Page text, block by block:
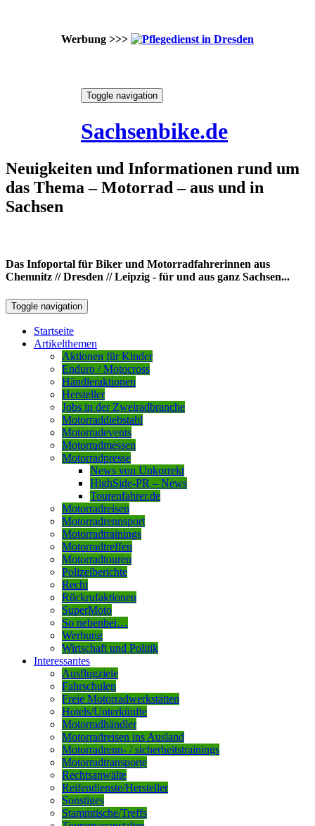
Werbung >>>
Toggle navigation
Sachsenbike.de
Neuigkeiten und Informationen rund um
das Thema – Motorrad – aus und in
Sachsen
Das Infoportal für Biker und Motorradfahrerinnen aus
Chemnitz // Dresden // Leipzig - für und aus ganz Sachsen...
Toggle navigation
Startseite
Artikelthemen
Aktionen für Kinder
Enduro / Motocross
Händleraktionen
Hersteller
Jobs in der Zweiradbranche
Motorraddiebstahl
Motorradevents
Motorradmessen
Motorradpresse
News von Unkorrekt
HighSide-PR – News
Tourenfahrer.de
Motorradreisen
Motorradrennsport
Motorradtrainings
Motorradtreffen
Motorradtouren
Polizeiberichte
Recht
Rückrufaktionen
SuperMoto
So nebenbei…
Werbung
Wirtschaft und Politik
Interessantes
Ausflugziele
Fahrschulen
Freie Motorradwerkstätten
Hotels/Unterkünfte
Motorradhändler
Motorradreisen ins Ausland
Motorradrenn- / sicherheitstrainings
Motorradtransporte
Rechtsanwälte
Reifendienste/Hersteller
Sonstiges
Stammtische/Treffs